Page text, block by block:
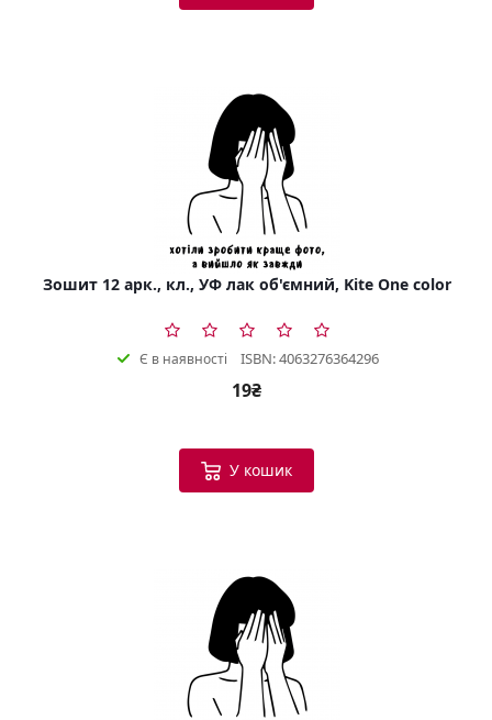
Зошит 12 арк., кл., УФ лак об'ємний, Kite One color
Є в наявності ISBN: 4063276364296
19₴
У кошик